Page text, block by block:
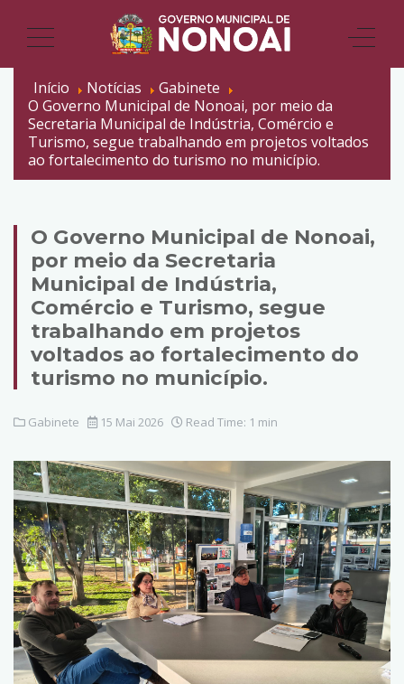
Início Notícias
Gabinete
O Governo Municipal de Nonoai, por meio da
Secretaria Municipal de Indústria, Comércio e
Turismo, segue trabalhando em projetos voltados
ao fortalecimento do turismo no município.
O Governo Municipal de Nonoai,
por meio da Secretaria
Municipal de Indústria,
Comércio e Turismo, segue
trabalhando em projetos
voltados ao fortalecimento do
turismo no município.
Gabinete 15 Mai 2026 Read Time: 1 min